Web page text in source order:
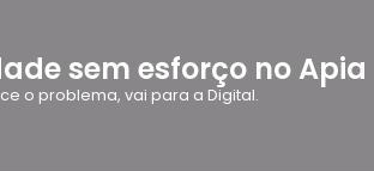
sem esforço no Apia
o problema, vai para a Digital.